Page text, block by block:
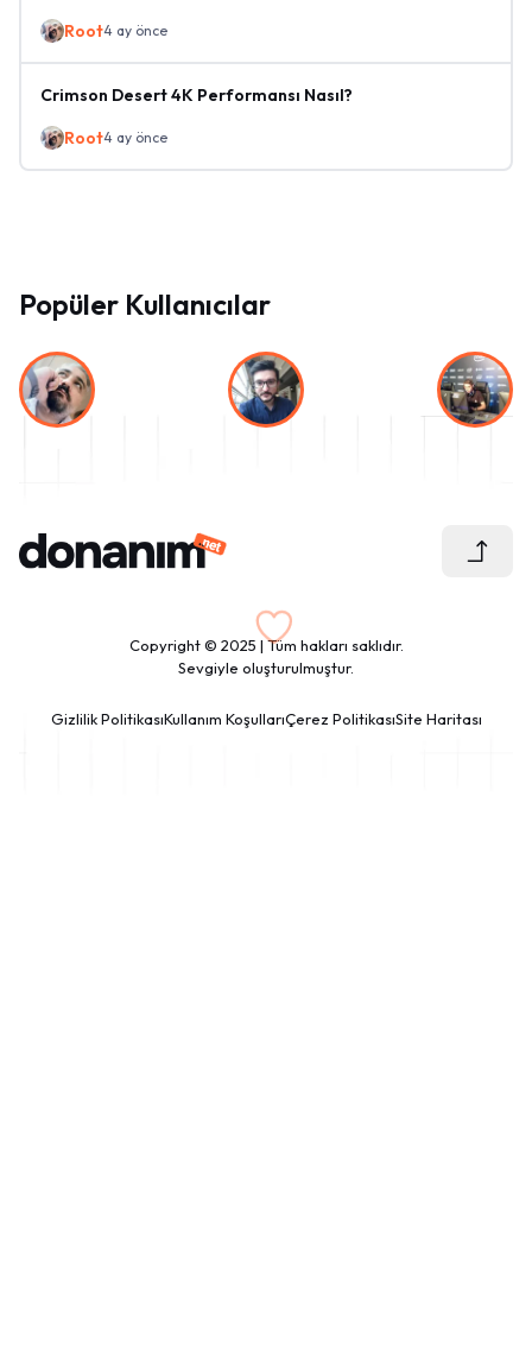
Root4 ay önce
Crimson Desert 4K Performansı Nasıl?
Root4 ay önce
Popüler Kullanıcılar
Copyright © 2025 | Tüm hakları saklıdır.
Sevgiyle oluşturulmuştur.
Gizlilik PolitikasıKullanım KoşullarıÇerez PolitikasıSite Haritası